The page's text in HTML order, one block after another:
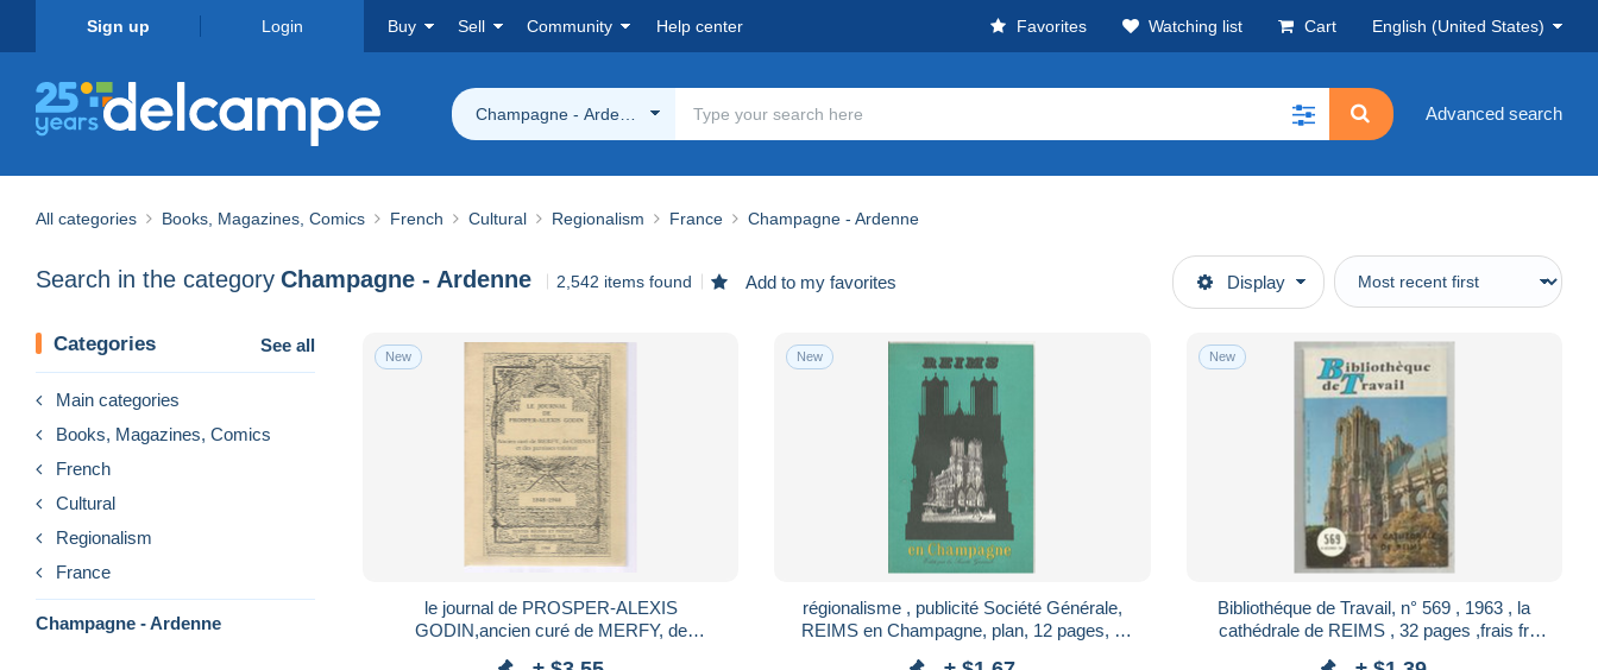
Sign up Login Buy Sell Community Help center Favorites Watching list Cart English (United States)
Champagne - Ardenne Advanced search
All categories Books, Magazines, Comics French Cultural Regionalism France Champagne - Ardenne
Search in the category Champagne - Ardenne 2,542 items found Add to my favorites Display
Categories See all
Main categories
Books, Magazines, Comics
French
Cultural
Regionalism
France
Champagne - Ardenne
New
le journal de PROSPER-ALEXIS
GODIN,ancien curé de MERFY, de
New
régionalisme , publicité Société Générale,
REIMS en Champagne, plan, 12 pages, 3
New
Bibliothéque de Travail, n° 569 , 1963 , la
cathédrale de REIMS , 32 pages ,frais fr